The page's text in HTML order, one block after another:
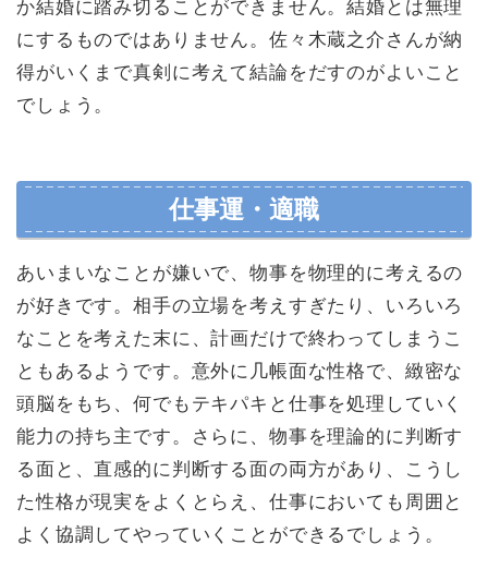
か結婚に踏み切ることができません。結婚とは無理
にするものではありません。佐々木蔵之介さんが納
得がいくまで真剣に考えて結論をだすのがよいこと
でしょう。
仕事運・適職
あいまいなことが嫌いで、物事を物理的に考えるの
が好きです。相手の立場を考えすぎたり、いろいろ
なことを考えた末に、計画だけで終わってしまうこ
ともあるようです。意外に几帳面な性格で、緻密な
頭脳をもち、何でもテキパキと仕事を処理していく
能力の持ち主です。さらに、物事を理論的に判断す
る面と、直感的に判断する面の両方があり、こうし
た性格が現実をよくとらえ、仕事においても周囲と
よく協調してやっていくことができるでしょう。